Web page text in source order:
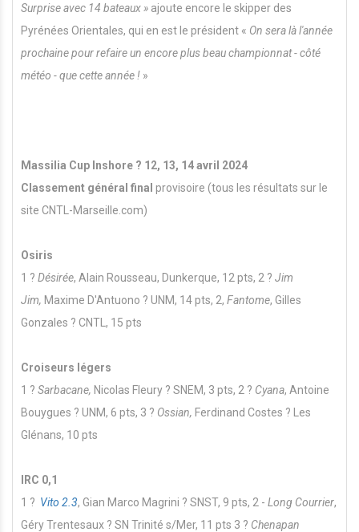
Surprise avec 14 bateaux » ajoute encore le skipper des
Pyrénées Orientales, qui en est le président « On sera là l'année
prochaine pour refaire un encore plus beau championnat - côté
météo - que cette année ! »
Massilia Cup Inshore ? 12, 13, 14 avril 2024
Classement général final provisoire (tous les résultats sur le
site CNTL-Marseille.com)
Osiris
1 ? Désirée, Alain Rousseau, Dunkerque, 12 pts, 2 ? Jim
Jim, Maxime D'Antuono ? UNM, 14 pts, 2, Fantome, Gilles
Gonzales ? CNTL, 15 pts
Croiseurs légers
1 ? Sarbacane, Nicolas Fleury ? SNEM, 3 pts, 2 ? Cyana, Antoine
Bouygues ? UNM, 6 pts, 3 ? Ossian, Ferdinand Costes ? Les
Glénans, 10 pts
IRC 0,1
1 ? Vito 2.3, Gian Marco Magrini ? SNST, 9 pts, 2 - Long Courrier,
Géry Trentesaux ? SN Trinité s/Mer, 11 pts 3 ? Chenapan